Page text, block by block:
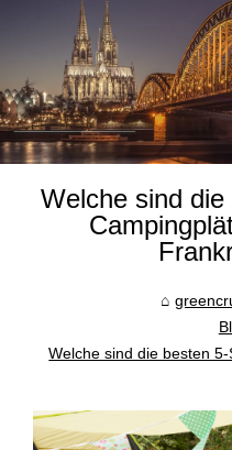
Welche sind
Welche sind die besten